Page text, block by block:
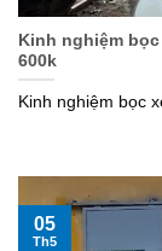
Kinh nghiệm
600k
Kinh nghiệm bọc
05
Th5